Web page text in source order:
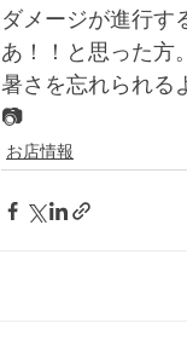
ダメージが進行す
あ！！と思った方
暑さを忘れられる
📷
お店情報